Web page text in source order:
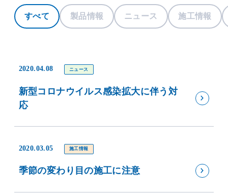
すべて 製品情報 ニュース 施工情報
2020.04.08 ニュース
新型コロナウイルス感染拡大に伴う対
応
2020.03.05 施工情報
季節の変わり目の施工に注意